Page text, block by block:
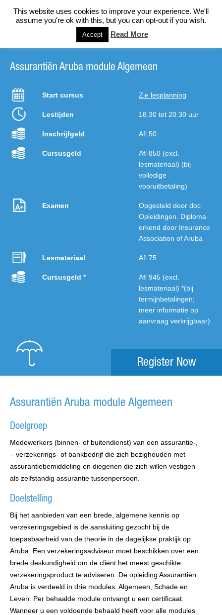
Assurantiën Aruba module Algemeen
Start cursus Zie lesplanning
Lestijden 18.30 tot 20.30 uur
Inschrijfgeld Afl 50
Cursusgeld
Afl 850 (excl.
lesmateriaal) (bij
volledige
vooruitbetaling)
Examen
Opgesteld door doc
Opleidingen. Diploma
erkend door Insurance
Association of Aruba
Lesmateriaal Afl 75
Cursusgeld *
Afl 945 (excl.
lesmateriaal) *(bij
termijnbetalingen;
meer informatie op
aanvraag verkrijgbaar)
Register Now
Assurantiën Aruba module Algemeen
Doelgroep
Medewerkers (binnen- of buitendienst) van een assurantie-,
– verzekerings- of bankbedrijf die zich bezighouden met
assurantiebemiddeling en diegenen die zich willen vestigen
als zelfstandig assurantie tussenpersoon.
Doelstelling
Bij het aanbieden van een brede, algemene kennis op
verzekeringsgebied is de aansluiting gezocht bij de
toepasbaarheid van de theorie in de dagelijkse praktijk op
Aruba. Een verzekeringsadviseur moet beschikken over een
brede deskundigheid om de cliënt het meest geschikte
verzekeringsproduct te adviseren. De opleiding Assurantiën
Aruba is verdeeld in drie modules: Algemeen, Schade en
Leven. Per behaalde module ontvangt u een certificaat.
Wanneer u een voldoende behaald heeft voor alle modules
This website uses cookies to improve your experience. We'll
assume you're ok with this, but you can opt-out if you wish.
Accept Read More